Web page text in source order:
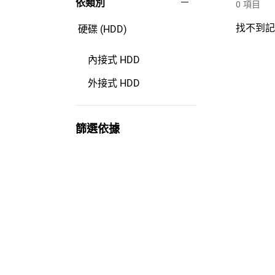
依類別
硬碟 (HDD)
內接式 HDD
外接式 HDD
篩選依據
0 項目
找不到